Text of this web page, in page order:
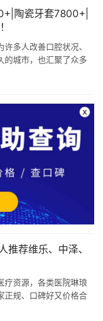
陶瓷牙套7800+|
多人改善口腔状况、
的城市，也汇聚了众多
推荐维乐、中泽、
疗资源，各类医院琳琅
正规、口碑好又价格合